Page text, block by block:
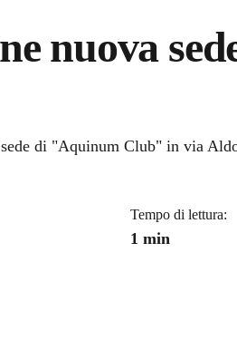
nuova
di "Aquinum Club" in via
Tempo di lettura:
1 min